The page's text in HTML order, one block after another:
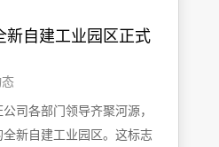
新自建工业园区正式
司各部门领导齐聚河源，
新自建工业园区。这标志